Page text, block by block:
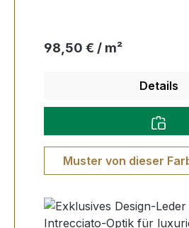
Regulärer Preis:
98,50 € / m²
Details
Muster von dieser